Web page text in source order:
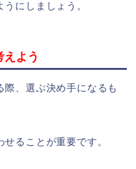
にしましょう。
よう
、選ぶ決め手になるも
せることが重要です。